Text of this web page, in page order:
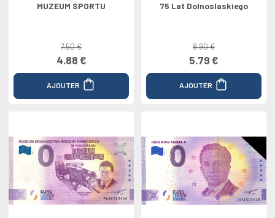
MUZEUM SPORTU
7.50 €
4.88 €
AJOUTER
75 Lat Dolnoslaskiego
8.90 €
5.79 €
AJOUTER